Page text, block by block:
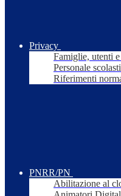
Privacy
Famiglie, utenti
Personale
Riferimenti
PNRR/PN
Abilitazione al